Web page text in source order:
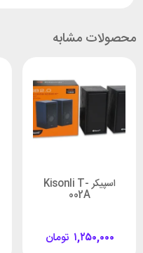
محصولات مشابه
اسپیکر Kisonli T-
002A
تومان ۱,۲۵۰,۰۰۰